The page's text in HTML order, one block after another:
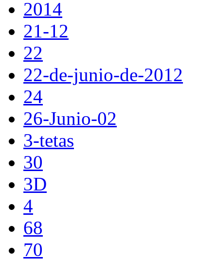
2014
21-12
22
22-de-junio-de-2012
24
26-Junio-02
3-tetas
30
3D
4
68
70